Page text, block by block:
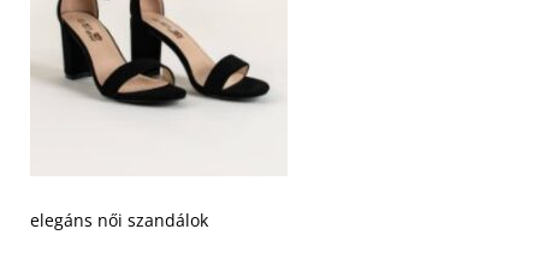
elegáns női szandálok